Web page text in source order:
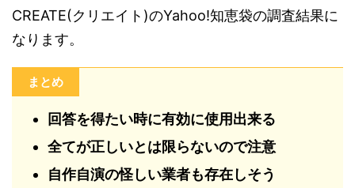
CREATE(クリエイト)のYahoo!知恵袋の調査結果に
なります。
まとめ
回答を得たい時に有効に使用出来る
全てが正しいとは限らないので注意
自作自演の怪しい業者も存在しそう